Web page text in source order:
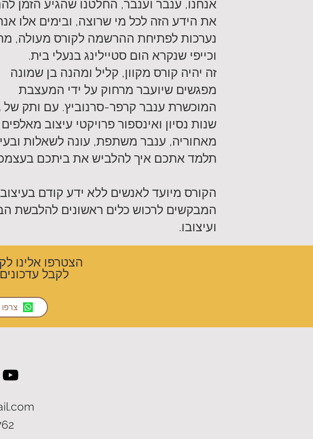
אנחנו, ענבר וענבר, החלטנו שהגיע הזמן
את הידע הזה לכל מי שרוצה, ובימים אלו
נערכות לפתיחת ההרשמה לקורס מעולה,
וכייפי שנקרא הום סטיילינג בנעלי בית.
זה יהיה קורס מקוון, קליל ומהנה בן שמונה
מפגשים שיועבר מרחוק על ידי המעצבת
שנות נסיון ואינספור פרויקטי עיצוב מאלפים
מאחוריה, ענבר משתפת, עונה לשאלות
תלמד אתכם איך להלביש את ביתכם
הקורס מיועד לאנשים ללא ידע קודם
המבקשים לרכוש כלים ראשונים להלבשת
ועיצובו.
הצטרפו אלינו
לקבל